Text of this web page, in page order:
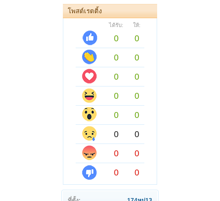
โพสต์เรตติ้ง
ได้รับ: ให้:
0
0
0
0
0
0
0
0
0
0
0
0
0
0
0
0